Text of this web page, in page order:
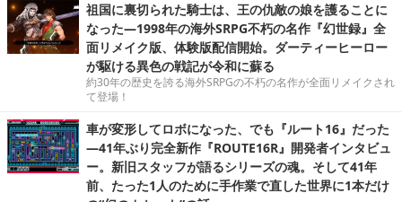
祖国に裏切られた騎士は、王の仇敵の娘を護ることに
なった―1998年の海外SRPG不朽の名作『幻世録』全
面リメイク版、体験版配信開始。ダーティーヒーロー
が駆ける異色の戦記が令和に蘇る
約30年の歴史を誇る海外SRPGの不朽の名作が全面リメイクされ
て登場！
車が変形してロボになった、でも『ルート16』だった
―41年ぶり完全新作『ROUTE16R』開発者インタビュ
ー。新旧スタッフが語るシリーズの魂。そして41年
前、たった1人のために手作業で直した世界に1本だけ